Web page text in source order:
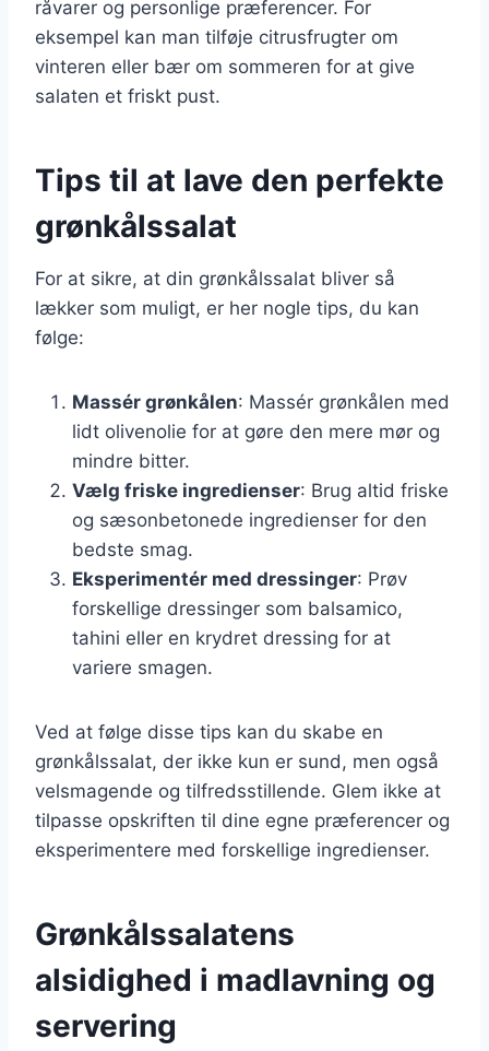
råvarer og personlige præferencer. For
eksempel kan man tilføje citrusfrugter om
vinteren eller bær om sommeren for at give
salaten et friskt pust.
Tips til at lave den perfekte
grønkålssalat
For at sikre, at din grønkålssalat bliver så
lækker som muligt, er her nogle tips, du kan
følge:
Massér grønkålen: Massér grønkålen med
lidt olivenolie for at gøre den mere mør og
mindre bitter.
Vælg friske ingredienser: Brug altid friske
og sæsonbetonede ingredienser for den
bedste smag.
Eksperimentér med dressinger: Prøv
forskellige dressinger som balsamico,
tahini eller en krydret dressing for at
variere smagen.
Ved at følge disse tips kan du skabe en
grønkålssalat, der ikke kun er sund, men også
velsmagende og tilfredsstillende. Glem ikke at
tilpasse opskriften til dine egne præferencer og
eksperimentere med forskellige ingredienser.
Grønkålssalatens
alsidighed i madlavning og
servering